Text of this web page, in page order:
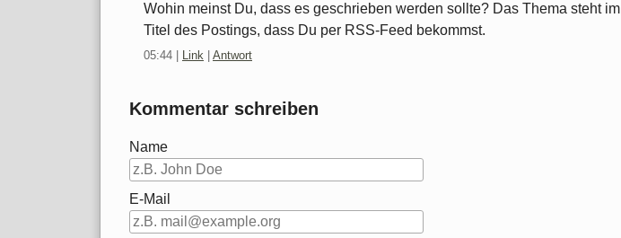
Wohin meinst Du, dass es geschrieben werden sollte? Das Thema steht im
Titel des Postings, dass Du per RSS-Feed bekommst.
05:44 Link Antwort
Kommentar schreiben
Name
E-Mail